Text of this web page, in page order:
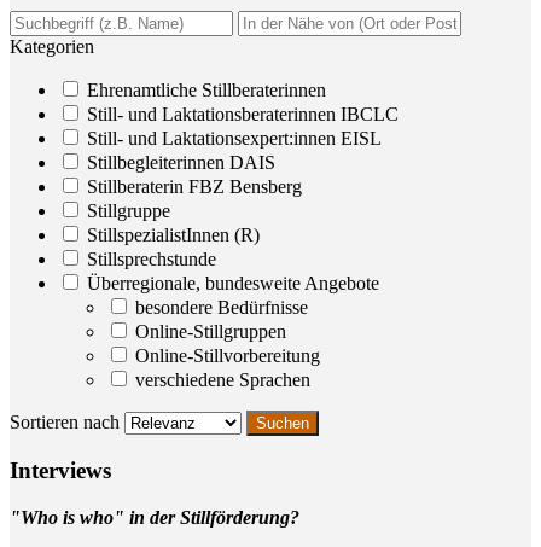
Kategorien
Ehrenamtliche Stillberaterinnen
Still- und Laktationsberaterinnen IBCLC
Still- und Laktationsexpert:innen EISL
Stillbegleiterinnen DAIS
Stillberaterin FBZ Bensberg
Stillgruppe
StillspezialistInnen (R)
Stillsprechstunde
Überregionale, bundesweite Angebote
besondere Bedürfnisse
Online-Stillgruppen
Online-Stillvorbereitung
verschiedene Sprachen
Sortieren nach
Inter­views
"Who is who" in der Stillförderung?